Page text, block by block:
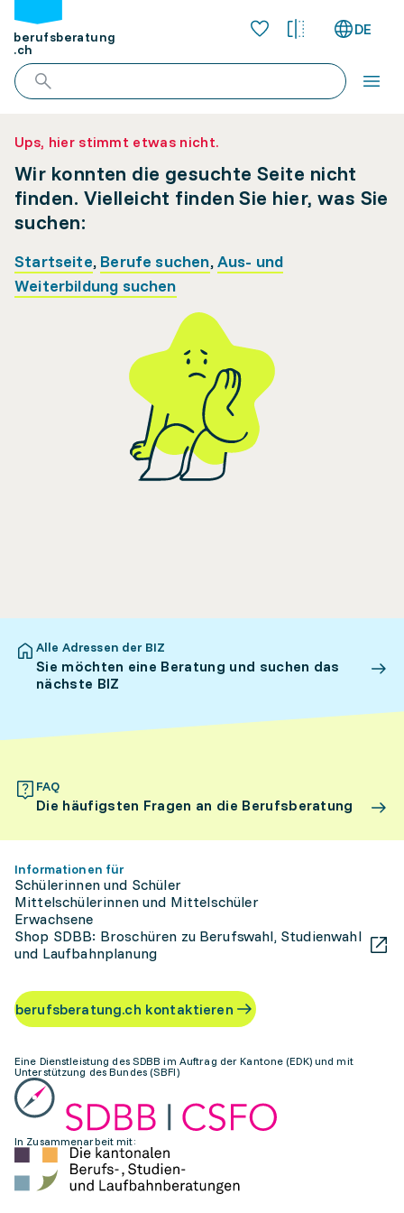
berufsberatung
.ch
DE
Ups, hier stimmt etwas nicht.
Wir konnten die gesuchte Seite nicht
finden. Vielleicht finden Sie hier, was Sie
suchen:
Startseite, Berufe suchen,Aus- und
Weiterbildung suchen
Alle Adressen der BIZ
Sie möchten eine Beratung und suchen das
nächste BIZ
FAQ
Die häufigsten Fragen an die Berufsberatung
Informationen für
Schülerinnen und Schüler
Mittelschülerinnen und Mittelschüler
Erwachsene
Shop SDBB: Broschüren zu Berufswahl, Studienwahl
und Laufbahnplanung
berufsberatung.ch kontaktieren
Eine Dienstleistung des SDBB im Auftrag der Kantone (EDK) und mit
Unterstützung des Bundes (SBFI)
In Zusammenarbeit mit: